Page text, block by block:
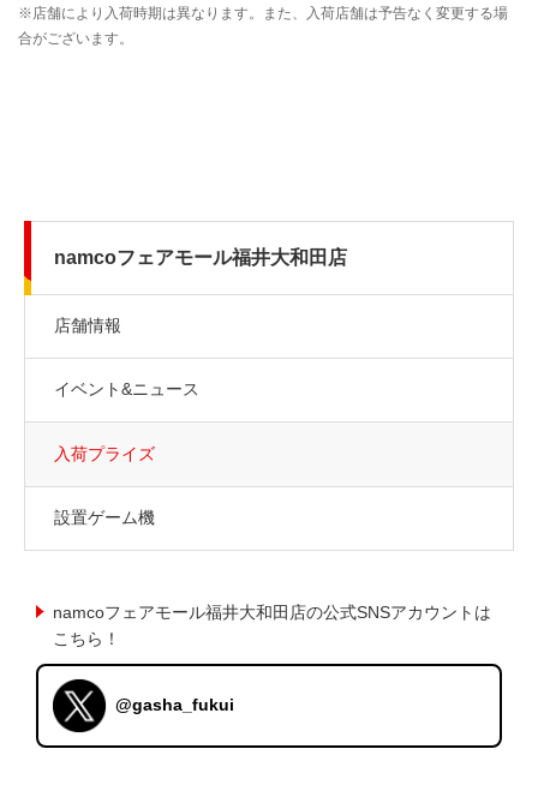
namcoフェアモール福井大和田店
店舗情報
イベント&ニュース
入荷プライズ
設置ゲーム機
namcoフェアモール福井大和田店の公式SNSアカウントは
こちら！
@gasha_fukui